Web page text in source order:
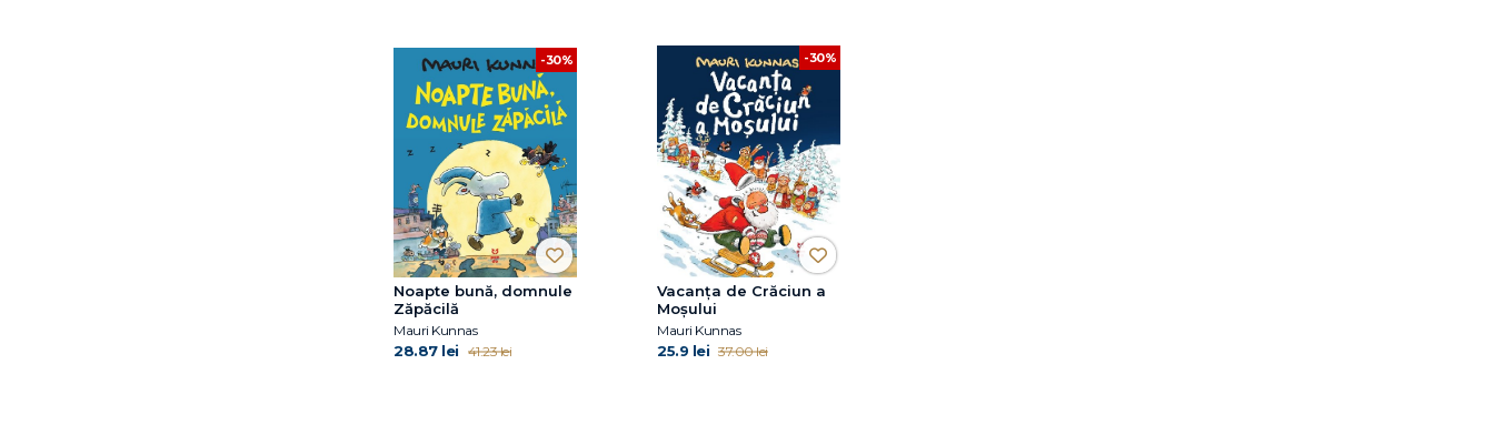
-30%
Noapte bună, domnule
Zăpăcilă
Mauri Kunnas
28.87 lei 41.23 lei
-30%
Vacanța de Crăciun a
Moșului
Mauri Kunnas
25.9 lei 37.00 lei